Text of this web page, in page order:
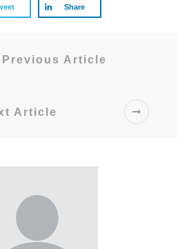
Share
Previous Article
Article